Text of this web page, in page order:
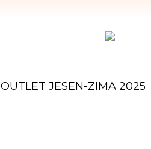
OUTLET JESEN-ZIMA 2025